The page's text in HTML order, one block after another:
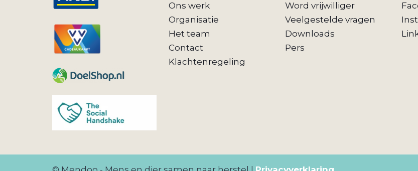
Ons werk
Organisatie
Het team
Contact
Klachtenregeling
Word vrijwilliger
Veelgestelde vragen
Downloads
Pers